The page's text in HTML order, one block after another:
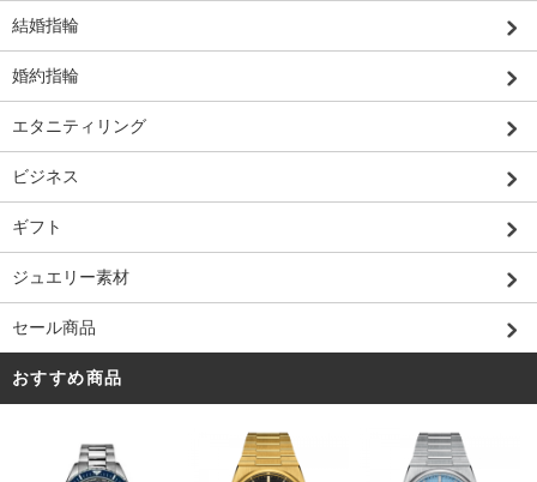
結婚指輪
婚約指輪
エタニティリング
ビジネス
ギフト
ジュエリー素材
セール商品
おすすめ商品